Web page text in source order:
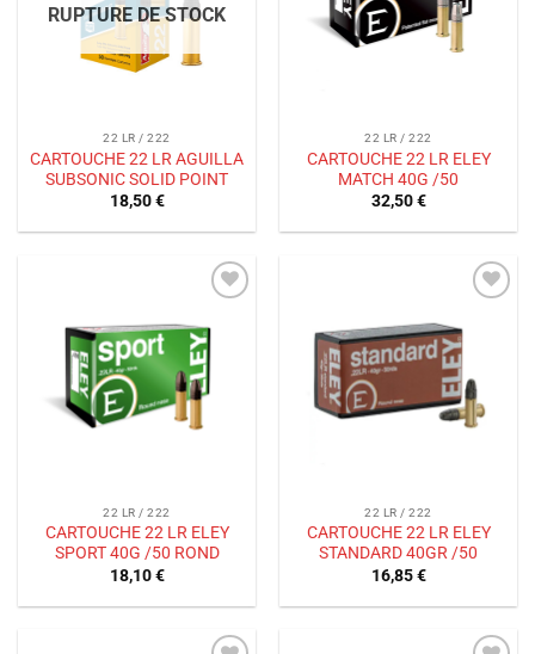
RUPTURE DE STOCK
22 LR / 222
CARTOUCHE 22 LR AGUILLA
SUBSONIC SOLID POINT
18,50€
22 LR / 222
CARTOUCHE 22 LR ELEY
MATCH 40G /50
32,50€
à la liste
de
souhaits
22 LR / 222
CARTOUCHE 22 LR ELEY
SPORT 40G /50 ROND
18,10€
à la liste
souhaits
22 LR / 222
CARTOUCHE 22 LR ELEY
STANDARD 40GR /50
16,85€